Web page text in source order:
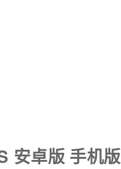
安卓版 手机版